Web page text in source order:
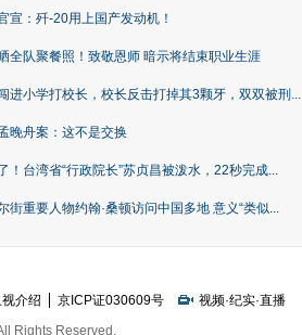
宣：歼-20用上国产发动机！
全队聚餐照！致敬恩师 暗示将结束职业生涯
进小学打校长，校长反击打掉其3颗牙，双双被刑...
晚舟案：这不是交换
！台湾省“行政院长”苏贞昌被泼水，22秒完成...
街重要人物约翰·桑顿访问中国多地 意义“类似...
介绍 京ICP证030609号 视频·纪实·直播
Rights Reserved.